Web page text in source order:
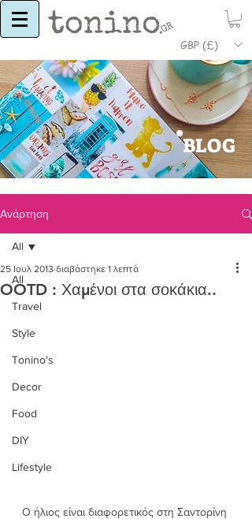
GBP (£)
BLOG
Ανάρτηση
All
Travel
Style
Tonino's
Decor
Food
DIY
Lifestyle
All
OOTD : Χαμένοι στα σοκάκια..
25 Ιουλ 2013 διαβάστηκε 1 λεπτά
Ο ήλιος είναι διαφορετικός στη Σαντορίνη